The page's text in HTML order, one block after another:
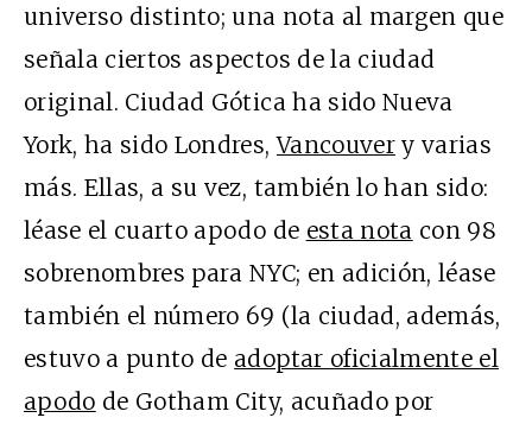
universo distinto; una nota al margen que
señala ciertos aspectos de la ciudad
original. Ciudad Gótica ha sido Nueva
York, ha sido Londres,Vancouvery varias
más. Ellas, a su vez, también lo han sido:
léase el cuarto apodo de esta nota con 98
sobrenombres para NYC; en adición, léase
también el número 69 (la ciudad, además,
estuvo a punto de adoptar oficialmente el
apodo de Gotham City, acuñado por